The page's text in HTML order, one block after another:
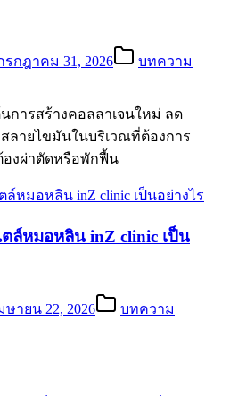
รกฎาคม 31, 2026
บทความ
การสร้างคอลลาเจนใหม่ ลด
ลายไขมันในบริเวณที่ต้องการ
องผ่าตัดหรือพักฟื้น
ล์หมอหลิน inZ clinic เป็น
ษายน 22, 2026
บทความ